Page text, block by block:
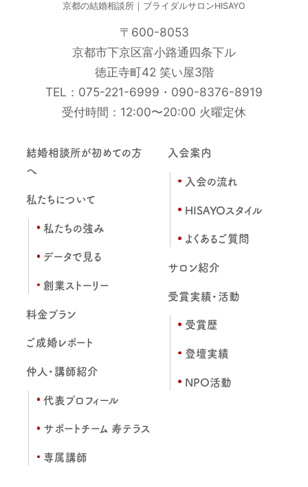
京都の結婚相談所｜ブライダルサロンHISAYO
〒600-8053
京都市下京区富小路通四条下ル
徳正寺町42 笑い屋3階
TEL： 075-221-6999 ・ 090-8376-8919
受付時間：12:00〜20:00 火曜定休
結婚相談所が初めての方
へ
私たちについて
私たちの強み
データで見る
創業ストーリー
料金プラン
ご成婚レポート
仲人・講師紹介
代表プロフィール
サポートチーム 寿テラス
専属講師
入会案内
入会の流れ
HISAYOスタイル
よくあるご質問
サロン紹介
受賞実績・活動
受賞歴
登壇実績
NPO活動